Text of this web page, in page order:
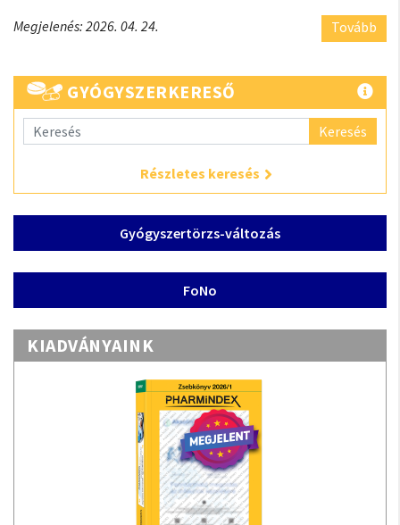
Megjelenés: 2026. 04. 24.
Tovább
GYÓGYSZERKERESŐ
Keresés
Részletes keresés
Gyógyszertörzs-változás
FoNo
KIADVÁNYAINK